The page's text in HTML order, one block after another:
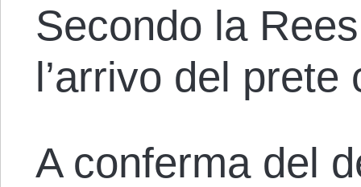
Secondo la
l’arrivo del prete
A conferma del